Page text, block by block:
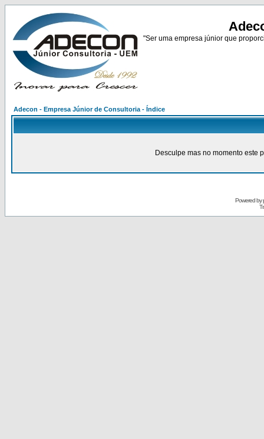
"Ser uma empresa júnior que
Adecon - Empresa Júnior de Consultoria - Índice
Desculpe mas no momento este
Powered by